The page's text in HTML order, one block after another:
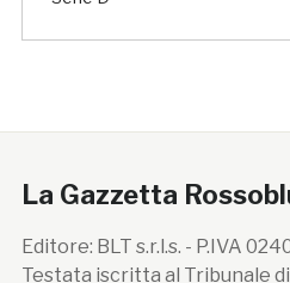
La Gazzetta
Editore: BLT s.r.l.s. - P.IVA
Testata iscritta al Tribunale